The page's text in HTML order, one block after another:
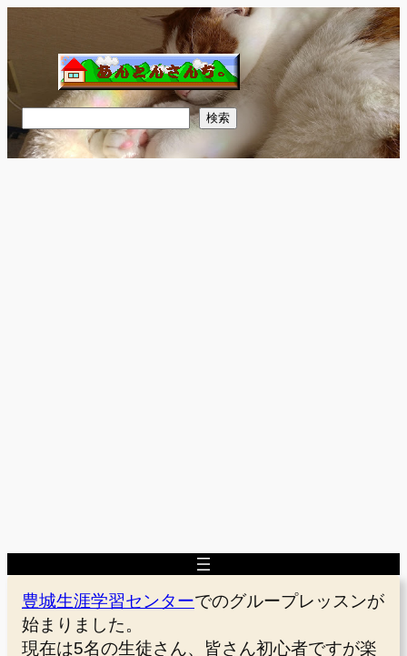
を
ス
キ
ッ
プ
索
検索
豊城生涯学習センターでのグループレッスンが
始まりました。
現在は5名の生徒さん、皆さん初心者ですが楽